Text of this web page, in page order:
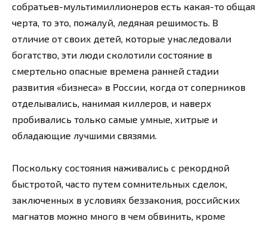
собратьев-мультимиллионеров есть какая-то общая
черта, то это, пожалуй, ледяная решимость. В
отличие от своих детей, которые унаследовали
богатство, эти люди сколотили состояние в
смертельно опасные времена ранней стадии
развития «бизнеса» в России, когда от соперников
отделывались, нанимая киллеров, и наверх
пробивались только самые умные, хитрые и
обладающие лучшими связями.
Поскольку состояния наживались с рекордной
быстротой, часто путем сомнительных сделок,
заключенных в условиях беззакония, российских
магнатов можно много в чем обвинить, кроме